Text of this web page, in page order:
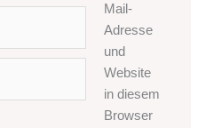
Mail-
Adresse
und
Website
in diesem
Browser